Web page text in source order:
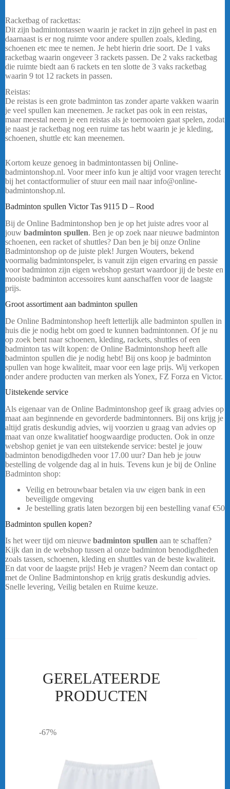
Racketbag of rackettas:
Dit zijn badmintontassen waarin je racket in zijn geheel in past en
daarnaast is er nog ruimte voor andere spullen zoals, kleding,
schoenen etc mee te nemen. Je hebt hierin drie soort. De 1 vaks
racketbag waarin ongeveer 3 rackets passen. De 2 vaks racketbag
die ruimte biedt aan 6 rackets en ten slotte de 3 vaks racketbag
waarin 9 tot 12 rackets in passen.
Reistas:
De reistas is een grote badminton tas zonder aparte vakken waarin
je veel spullen kan meenemen. Je racket pas ook in een reistas,
maar meestal neem je een reistas als je toernooien gaat spelen, zodat
je naast je racketbag nog een ruime tas hebt waarin je je kleding,
schoenen, shuttle etc kan meenemen.
Kortom keuze genoeg in badmintontassen bij Online-
badmintonshop.nl. Voor meer info kun je altijd voor vragen terecht
bij het contactformulier of stuur een mail naar info@online-
badmintonshop.nl.
Badminton spullen Victor Tas 9115 D – Rood
Bij de Online Badmintonshop ben je op het juiste adres voor al
jouw badminton spullen. Ben je op zoek naar nieuwe badminton
schoenen, een racket of shuttles? Dan ben je bij onze Online
Badmintonshop op de juiste plek! Jurgen Wouters, bekend
voormalig badmintonspeler, is vanuit zijn eigen ervaring en passie
voor badminton zijn eigen webshop gestart waardoor jij de beste en
mooiste badminton accessoires kunt aanschaffen voor de laagste
prijs.
Groot assortiment aan badminton spullen
De Online Badmintonshop heeft letterlijk alle badminton spullen in
huis die je nodig hebt om goed te kunnen badmintonnen. Of je nu
op zoek bent naar schoenen, kleding, rackets, shuttles of een
badminton tas wilt kopen: de Online Badmintonshop heeft alle
badminton spullen die je nodig hebt! Bij ons koop je badminton
spullen van hoge kwaliteit, maar voor een lage prijs. Wij verkopen
onder andere producten van merken als Yonex, FZ Forza en Victor.
Uitstekende service
Als eigenaar van de Online Badmintonshop geef ik graag advies op
maat aan beginnende en gevorderde badmintonners. Bij ons krijg je
altijd gratis deskundig advies, wij voorzien u graag van advies op
maat van onze kwalitatief hoogwaardige producten. Ook in onze
webshop geniet je van een uitstekende service: bestel je jouw
badminton benodigdheden voor 17.00 uur? Dan heb je jouw
bestelling de volgende dag al in huis. Tevens kun je bij de Online
Badminton shop:
Veilig en betrouwbaar betalen via uw eigen bank in een
beveiligde omgeving
Je bestelling gratis laten bezorgen bij een bestelling vanaf€50
Badminton spullen kopen?
Is het weer tijd om nieuwe badminton spullen aan te schaffen?
Kijk dan in de webshop tussen al onze badminton benodigdheden
zoals tassen, schoenen, kleding en shuttles van de beste kwaliteit.
En dat voor de laagste prijs! Heb je vragen? Neem dan contact op
met de Online Badmintonshop en krijg gratis deskundig advies.
Snelle levering, Veilig betalen en Ruime keuze.
GERELATEERDE
PRODUCTEN
-67%